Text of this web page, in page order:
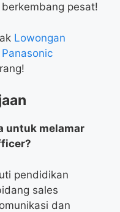
pesat!
Lowongan
untuk melamar
pendidikan
sales
dan